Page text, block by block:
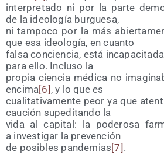
inter­pre­ta­do ni por la par­te
de la ideo­lo­gía burguesa,
ni tam­po­co por la más
que esa ideo­lo­gía, en cuanto
fal­sa con­cien­cia, está
para ello. Inclu­so la
pro­pia cien­cia médi­ca no
enci­ma[6] , y lo que es
cua­li­ta­ti­va­men­te peor ya que
cau­ción supe­di­tan­do la
vida al capi­tal: la pode­ro­sa
a inves­ti­gar la prevención
de posi­bles pan­de­mias[7] .